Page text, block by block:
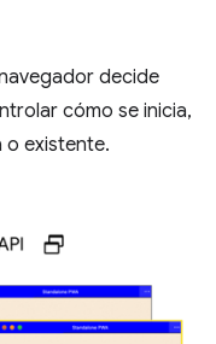
decide
cómo se inicia,
o existente.